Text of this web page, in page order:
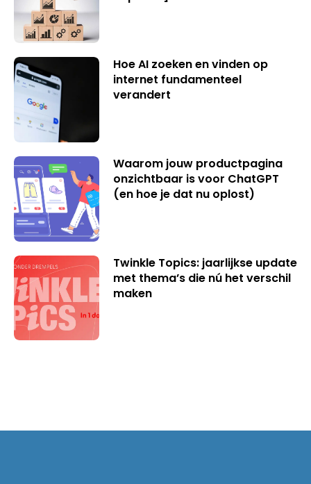
Hoe AI zoeken en vinden op
internet fundamenteel
verandert
Waarom jouw productpagina
onzichtbaar is voor ChatGPT
(en hoe je dat nu oplost)
Twinkle Topics: jaarlijkse update
met thema’s die nú het verschil
maken